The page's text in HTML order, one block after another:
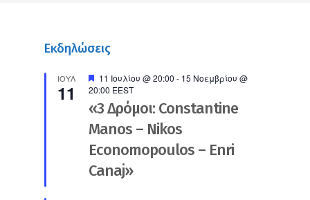
Εκδηλώσεις
ΙΟΎΛ
11
Προτεινόμενο
11 Ιουλίου @ 20:00 - 15 Νοεμβρίου @
20:00 EEST
«3 Δρόμοι: Constantine
Manos – Nikos
Economopoulos – Enri
Canaj»